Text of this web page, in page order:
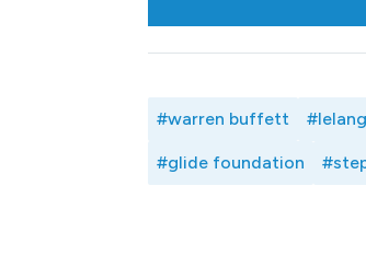
#warren buffett
#glide foundation